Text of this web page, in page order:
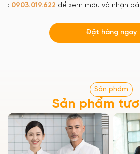
: 0903.019.622 để xem mẫu và nhận
Đặt hàng ngay
Sản phẩm
Sản phẩm